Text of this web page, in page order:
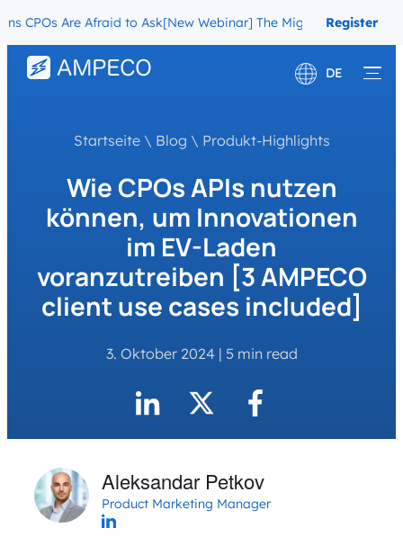
Are Afraid to Ask [New Webinar] The Migration Questions
Register
Now
DE
Français
Startseite\ Blog \ Produkt-Highlights
Wie CPOs APIs nutzen
können, um Innovationen
im EV-Laden
voranzutreiben [3 AMPECO
client use cases included]
3. Oktober 2024| 5 min read
Aleksandar Petkov
Product Marketing Manager